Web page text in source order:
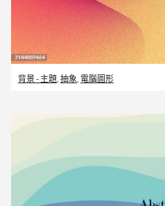
背景 - 主題, 抽象, 電腦圖形